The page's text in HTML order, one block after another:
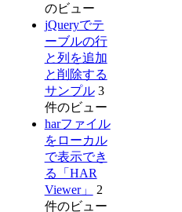
のビュー
jQueryでテ
ーブルの行
と列を追加
と削除する
サンプル 3
件のビュー
harファイル
をローカル
で表示でき
る「HAR
Viewer」
2
件のビュー